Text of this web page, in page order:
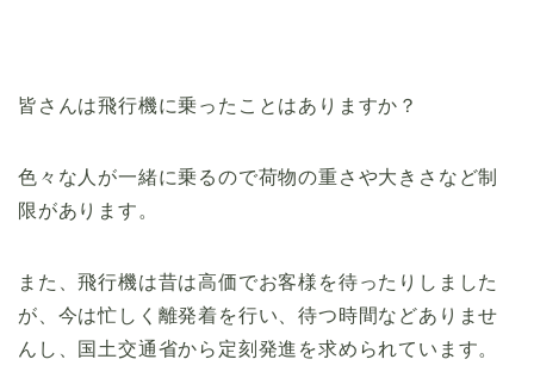
皆さんは飛行機に乗ったことはありますか？
色々な人が一緒に乗るので荷物の重さや大きさなど制
限があります。
また、飛行機は昔は高価でお客様を待ったりしました
が、今は忙しく離発着を行い、待つ時間などありませ
んし、国土交通省から定刻発進を求められています。